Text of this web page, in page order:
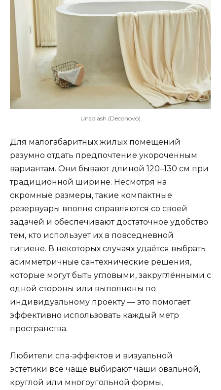
Unsplash (Deconovo)
Для малогабаритных жилых помещений
разумно отдать предпочтение укороченным
вариантам. Они бывают длиной 120–130 см при
традиционной ширине. Несмотря на
скромные размеры, такие компактные
резервуары вполне справляются со своей
задачей и обеспечивают достаточное удобство
тем, кто использует их в повседневной
гигиене. В некоторых случаях удаётся выбрать
асимметричные сантехнические решения,
которые могут быть угловыми, закруглёнными с
одной стороны или выполнены по
индивидуальному проекту — это помогает
эффективно использовать каждый метр
пространства.
Любители спа-эффектов и визуальной
эстетики всё чаще выбирают чаши овальной,
круглой или многоугольной формы,